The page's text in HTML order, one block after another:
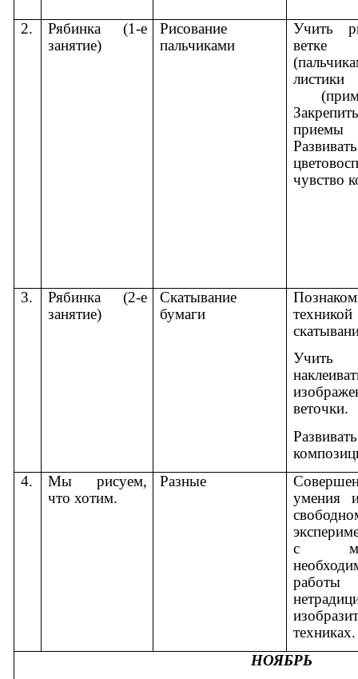
2.
Рябинка (1-е
занятие)
Рисование
пальчиками
Учить
листики
приемы
Развивать
чувство
3.
Рябинка (2-е
занятие)
Скатывание
бумаги
Учить
веточки.
4.
Мы рисуем,
что хотим.
Разные
умения
с
техниках.
НОЯБРЬ